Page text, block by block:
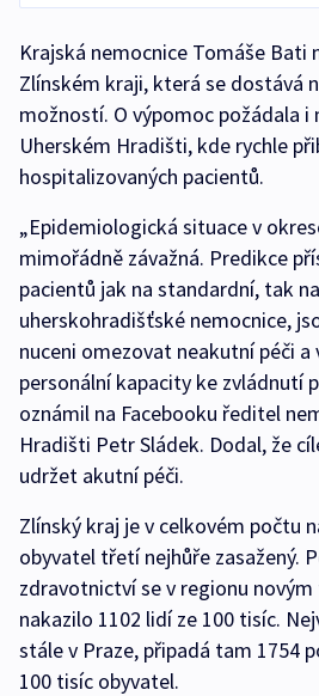
Krajská nemocnice Tomáše Bati
Zlínském kraji, která se dostává
možností. O výpomoc požádala i
Uherském Hradišti, kde rychle
hospitalizovaných pacientů.
„Epidemiologická situace v
mimořádně závažná. Predikce
pacientů jak na standardní, tak
uherskohradišťské nemocnice,
nuceni omezovat neakutní péči
personální kapacity ke zvládnutí
oznámil na Facebooku ředitel
Hradišti Petr Sládek. Dodal, že
udržet akutní péči.
Zlínský kraj je v celkovém počtu
obyvatel třetí nejhůře zasažený.
zdravotnictví se v regionu
nakazilo 1102 lidí ze 100 tisíc.
stále v Praze, připadá tam 1754
100 tisíc obyvatel.